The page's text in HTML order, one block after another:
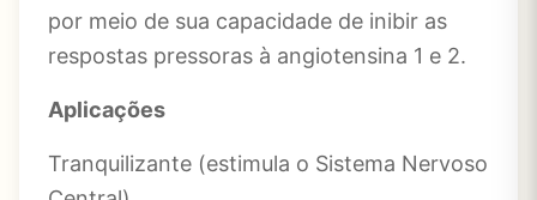
por meio de sua capacidade de inibir as
respostas pressoras à angiotensina 1 e 2.
Aplicações
Tranquilizante (estimula o Sistema Nervoso